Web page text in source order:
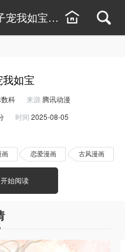
宠我如宝漫画下拉式观
如宝
科 来源 腾讯动漫
时间 2025-08-05
画 恋爱漫画 古风漫画
开始阅读